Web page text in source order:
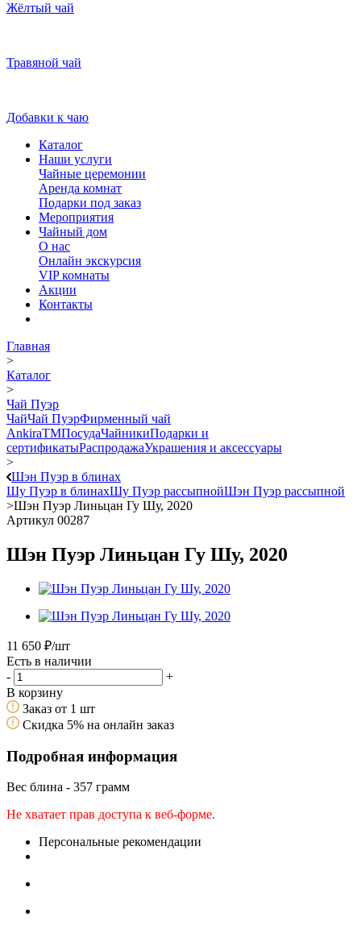
Жёлтый чай
Травяной чай
Добавки к чаю
Каталог
Наши услуги
Чайные церемонии
Аренда комнат
Подарки под заказ
Мероприятия
Чайный дом
О нас
Онлайн экскурсия
VIP комнаты
Акции
Контакты
Главная
>
Каталог
>
Чай Пуэр
ЧайЧай ПуэрФирменный чай
AnkiraTMПосудаЧайникиПодарки и
сертификатыРаспродажаУкрашения и аксессуары
>
Шэн Пуэр в блинах
Шу Пуэр в блинахШу Пуэр рассыпнойШэн Пуэр рассыпной
>Шэн Пуэр Линьцан Гу Шу, 2020
Артикул 00287
Шэн Пуэр Линьцан Гу Шу, 2020
11 650 ₽/шт
Есть в наличии
-
+
В корзину
Заказ от 1 шт
Скидка 5% на онлайн заказ
Подробная информация
Вес блина - 357 грамм
Не хватает прав доступа к веб-форме.
Персональные рекомендации